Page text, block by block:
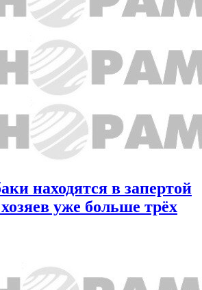
находятся в запертой
уже больше трёх